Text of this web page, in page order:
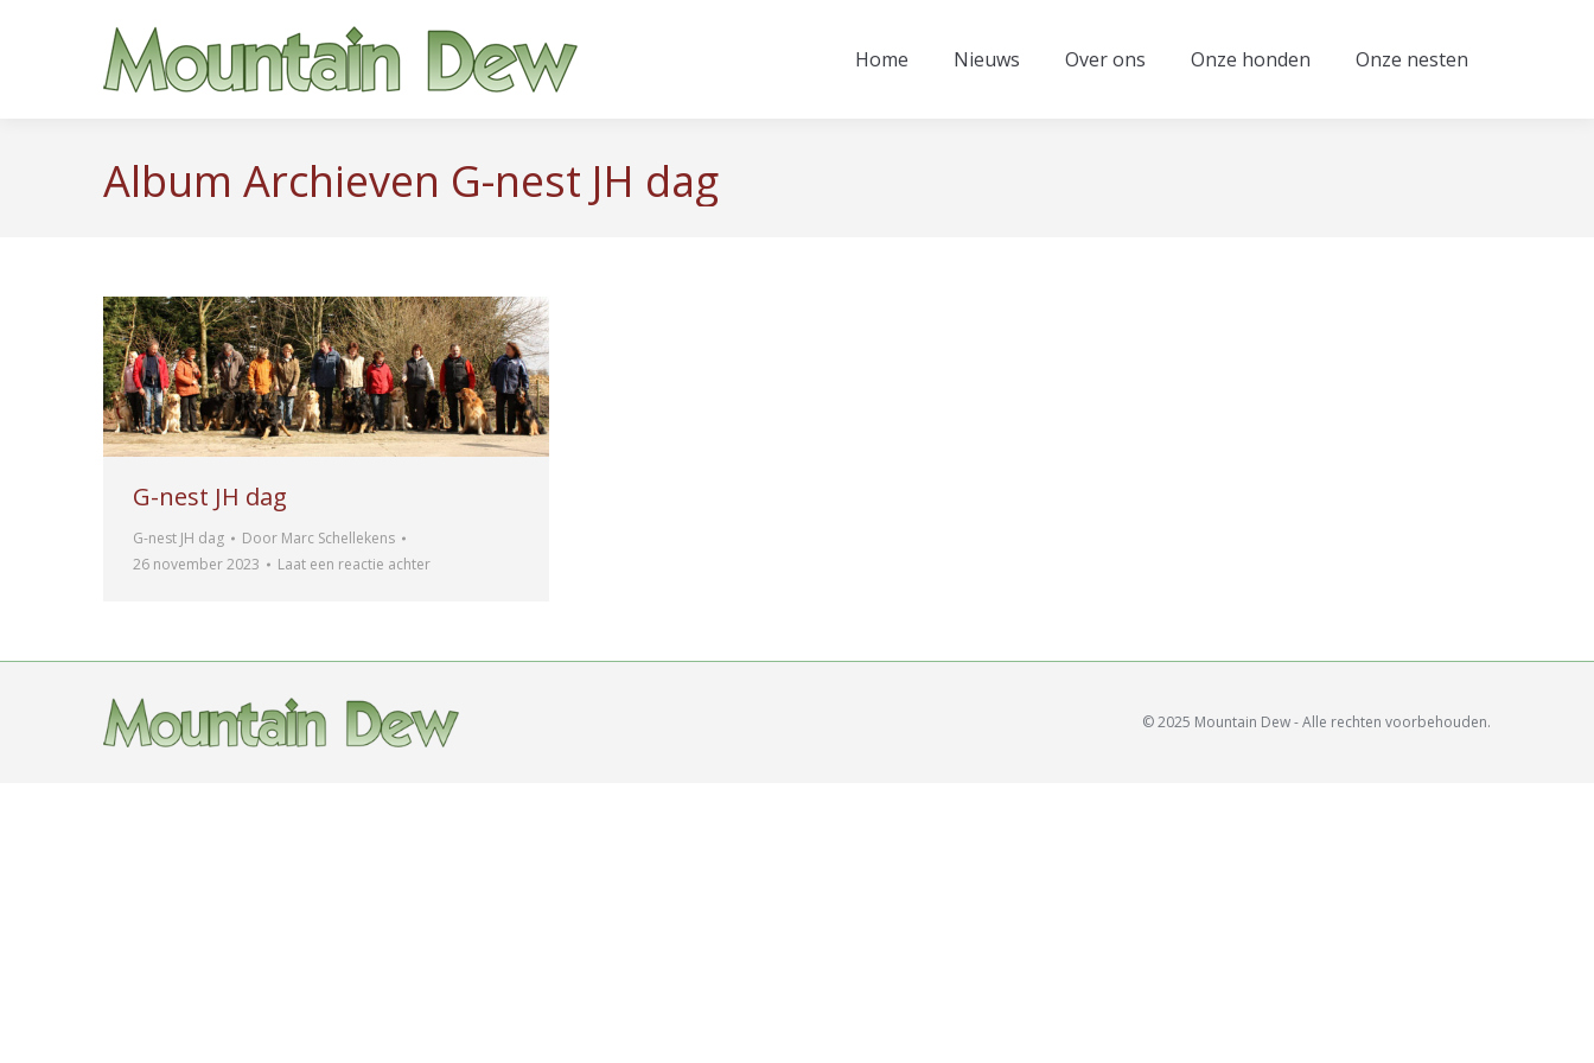
Home Nieuws Over ons Onze honden Onze nesten
Album Archieven G-nest JH dag
G-nest JH dag
G-nest JH dag Door Marc Schellekens
26 november 2023
Laat een reactie achter
© 2025 Mountain Dew - Alle rechten voorbehouden.